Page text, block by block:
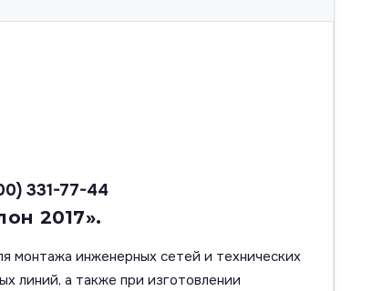
331-77-44
2017».
монтажа инженерных сетей и технических
линий, а также при изготовлении